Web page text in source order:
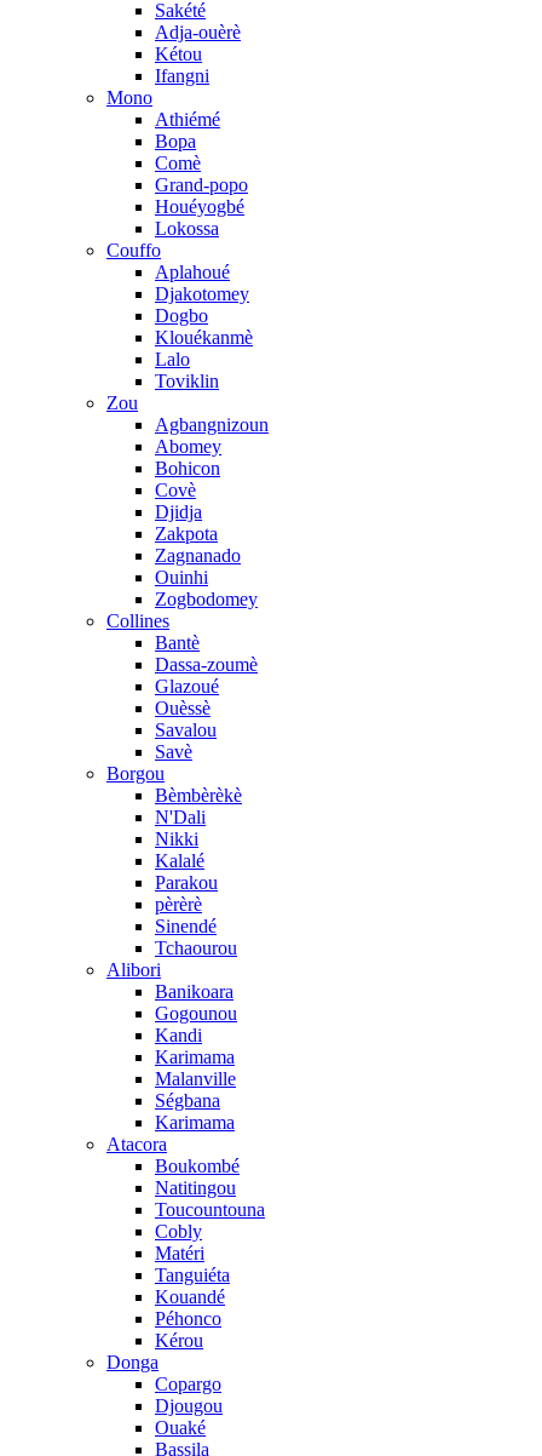
Sakété
Adja-ouèrè
Kétou
Ifangni
Mono
Athiémé
Bopa
Comè
Grand-popo
Houéyogbé
Lokossa
Couffo
Aplahoué
Djakotomey
Dogbo
Klouékanmè
Lalo
Toviklin
Zou
Agbangnizoun
Abomey
Bohicon
Covè
Djidja
Zakpota
Zagnanado
Ouinhi
Zogbodomey
Collines
Bantè
Dassa-zoumè
Glazoué
Ouèssè
Savalou
Savè
Borgou
Bèmbèrèkè
N'Dali
Nikki
Kalalé
Parakou
pèrèrè
Sinendé
Tchaourou
Alibori
Banikoara
Gogounou
Kandi
Karimama
Malanville
Ségbana
Karimama
Atacora
Boukombé
Natitingou
Toucountouna
Cobly
Matéri
Tanguiéta
Kouandé
Péhonco
Kérou
Donga
Copargo
Djougou
Ouaké
Bassila